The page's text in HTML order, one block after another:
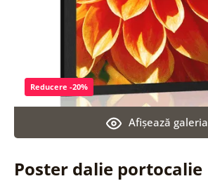
Poster dalie portocalie
Afişează galeria
Reducere -20%